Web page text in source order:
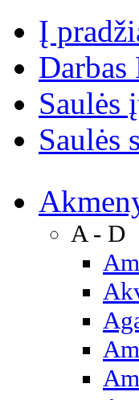
Į
Saulės
Saulės
A - D